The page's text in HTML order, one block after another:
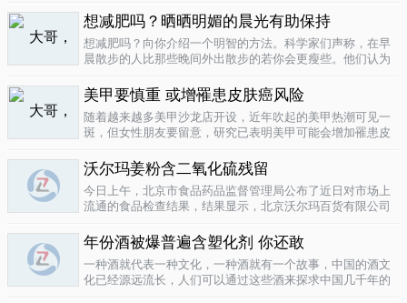
中国家向发达国家进展的过程中的必经之路吧，但是，人们
要为这种发展付出一定的代价，尤其..
想减肥吗？晒晒明媚的晨光有助保持
想减肥吗？向你介绍一个明智的方法。科学家们声称，在早
晨散步的人比那些晚间外出散步的若你会更瘦些。他们认为
国研究人员让54名男性和女性研究参与者在手腕上戴上监控
器，记录他们在一个星期内晒太阳..
美甲要慎重 或增罹患皮肤癌风险
随着越来越多美甲沙龙店开设，近年吹起的美甲热潮可见一
斑，但女性朋友要留意，研究已表明美甲可能会增加罹患皮
美甲很受欢迎是因为它可以防止指甲断裂。但专家表示，美
甲过程中用以硬化凝胶的光疗..
沃尔玛姜粉含二氧化硫残留
今日上午，北京市食品药品监督管理局公布了近日对市场上
流通的食品检查结果，结果显示，北京沃尔玛百货有限公司
款小食品甜蜜素超标。二氧化硫在我国禁止用于姜粉这类食
物，据市食药监局食品安全专家介绍..
年份酒被爆普遍含塑化剂 你还敢
一种酒就代表一种文化，一种酒就有一个故事，中国的酒文
化已经源远流长，人们可以通过这些酒来探求中国几千年的